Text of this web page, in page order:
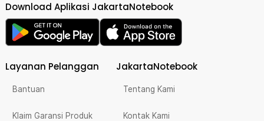
Download Aplikasi JakartaNotebook
Layanan Pelanggan
Bantuan
Klaim Garansi Produk
JakartaNotebook
Tentang Kami
Kontak Kami